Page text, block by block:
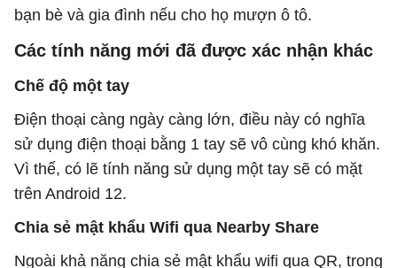
bạn bè và gia đình nếu cho họ mượn ô tô.
Các tính năng mới đã được xác nhận khác
Chế độ một tay
Điện thoại càng ngày càng lớn, điều này có nghĩa
sử dụng điện thoại bằng 1 tay sẽ vô cùng khó khăn.
Vì thế, có lẽ tính năng sử dụng một tay sẽ có mặt
trên Android 12.
Chia sẻ mật khẩu Wifi qua Nearby Share
Ngoài khả năng chia sẻ mật khẩu wifi qua QR, trong